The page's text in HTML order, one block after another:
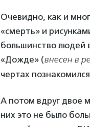
Очевидно, как и
«смерть» и
большинство людей
«Дожде» (внесен в
чертах
А потом вдруг двое
них это не было